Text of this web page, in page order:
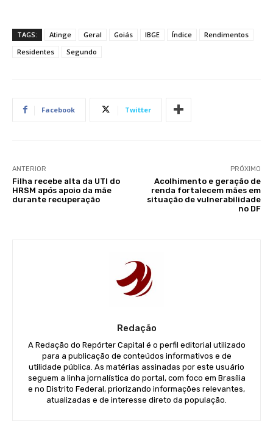
TAGS: Atinge Geral Goiás IBGE Índice
Rendimentos
Residentes
Segundo
Facebook Twitter
ANTERIOR
Filha recebe alta da UTI do
HRSM após apoio da mãe
durante recuperação
PRÓXIMO
Acolhimento e geração de
renda fortalecem mães em
situação de vulnerabilidade
no DF
Redação
A Redação do Repórter Capital é o perfil editorial utilizado
para a publicação de conteúdos informativos e de
utilidade pública. As matérias assinadas por este usuário
seguem a linha jornalística do portal, com foco em Brasília
e no Distrito Federal, priorizando informações relevantes,
atualizadas e de interesse direto da população.